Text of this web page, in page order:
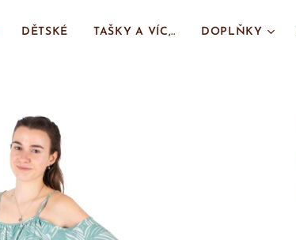
DĚTSKÉ TAŠKY A VÍC,.. DOPLŇKY